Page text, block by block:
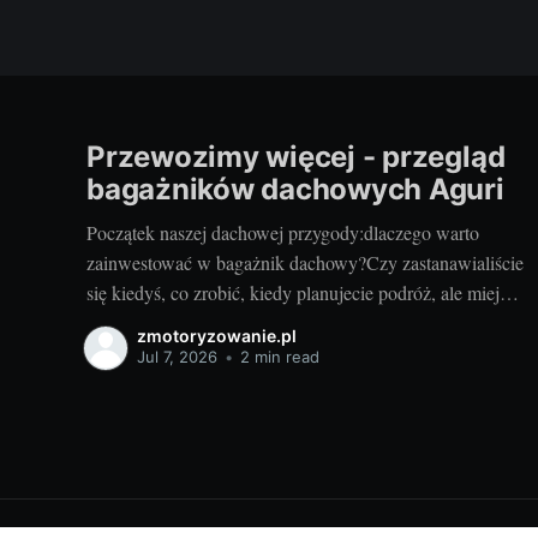
Przewozimy więcej - przegląd
bagażników dachowych Aguri
Początek naszej dachowej przygody:dlaczego warto
zainwestować w bagażnik dachowy?Czy zastanawialiście
się kiedyś, co zrobić, kiedy planujecie podróż, ale miejsca
w bagażniku samochodowym zaczyna brakować?
Rozwiązaniem może być bagażnik dachowy! To
zmotoryzowanie.pl
Jul 7, 2026 • 2 min read